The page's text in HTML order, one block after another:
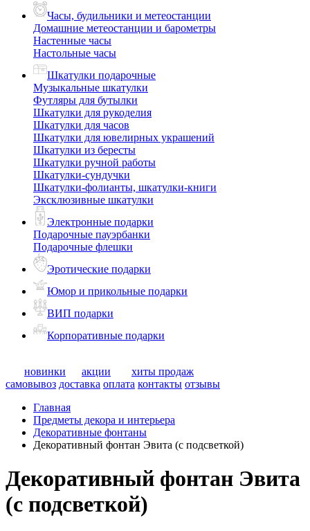
Часы, будильники и метеостанции
Домашние метеостанции и барометры
Настенные часы
Настольные часы
Шкатулки подарочные
Музыкальные шкатулки
Футляры для бутылки
Шкатулки для рукоделия
Шкатулки для часов
Шкатулки для ювелирных украшений
Шкатулки из бересты
Шкатулки ручной работы
Шкатулки-сундучки
Шкатулки-фолианты, шкатулки-книги
Эксклюзивные шкатулки
Электронные подарки
Подарочные пауэрбанки
Подарочные флешки
Эротические подарки
Юмор и прикольные подарки
ВИП подарки
Корпоративные подарки
новинки акции
хиты продаж
самовывоз доставка оплата контакты отзывы
Главная
Предметы декора и интерьера
Декоративные фонтаны
Декоративный фонтан Эвита (с подсветкой)
Декоративный фонтан Эвита
(с подсветкой)